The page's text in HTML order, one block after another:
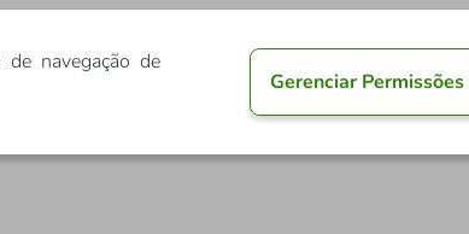
navegação de
Gerenciar